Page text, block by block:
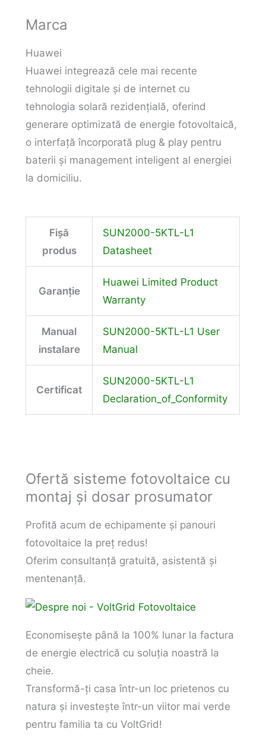
Marca
Huawei
Huawei integrează cele mai recente
tehnologii digitale și de internet cu
tehnologia solară rezidențială, oferind
generare optimizată de energie fotovoltaică,
o interfață încorporată plug & play pentru
baterii și management inteligent al energiei
la domiciliu.
Fișă
produs
SUN2000-5KTL-L1
Datasheet
Garanție
Huawei Limited Product
Warranty
Manual
instalare
SUN2000-5KTL-L1 User
Manual
Certificat
SUN2000-5KTL-L1
Declaration_of_Conformity
Ofertă sisteme fotovoltaice cu
montaj și dosar prosumator
Profită acum de echipamente și panouri
fotovoltaice la preț redus!
Oferim consultanță gratuită, asistentă și
mentenanță.
Economisește până la 100% lunar la factura
de energie electrică cu soluția noastră la
cheie.
Transformă-ți casa într-un loc prietenos cu
natura și investește într-un viitor mai verde
pentru familia ta cu VoltGrid!